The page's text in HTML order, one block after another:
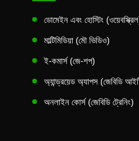
ডোমেইন এবং হোস্টিং
মাল্টিমিডিয়া (মৌ ভিডিও)
ই-কমার্স (জে-শপ)
অ্যান্ড্রয়েড অ্যাপস (জেবিডি
অনলাইন কোর্স (জেবিডি ট্রেনিং)